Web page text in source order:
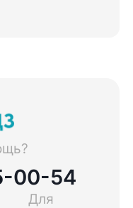
00-54
Для